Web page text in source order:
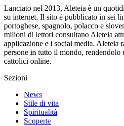
Lanciato nel 2013, Aleteia è un
su internet. Il sito è pubblicato in sei
portoghese, spagnolo, polacco e
milioni di lettori consultano Aleteia
applicazione e i social media. Aleteia
persone in tutto il mondo, rendendolo
cattolici online.
Sezioni
News
Stile di vita
Spiritualità
Scoperte